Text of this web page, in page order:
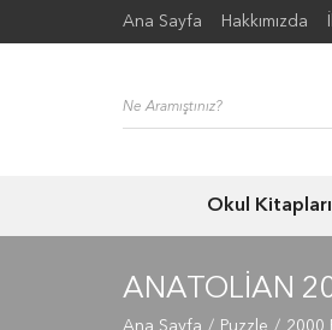
Ana Sayfa Hakkımızda
Okul Kitapları
ANATOLIAN
Ana Sayfa Puzzle 2000